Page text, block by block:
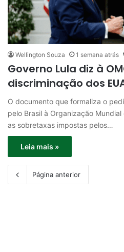
Wellington Souza 1 semana atrás
Governo Lula diz à
discriminação dos
O documento que formaliza o
pelo Brasil à Organização
as sobretaxas impostas pelos…
Leia mais »
Página anterior